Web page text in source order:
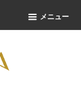
メニュー